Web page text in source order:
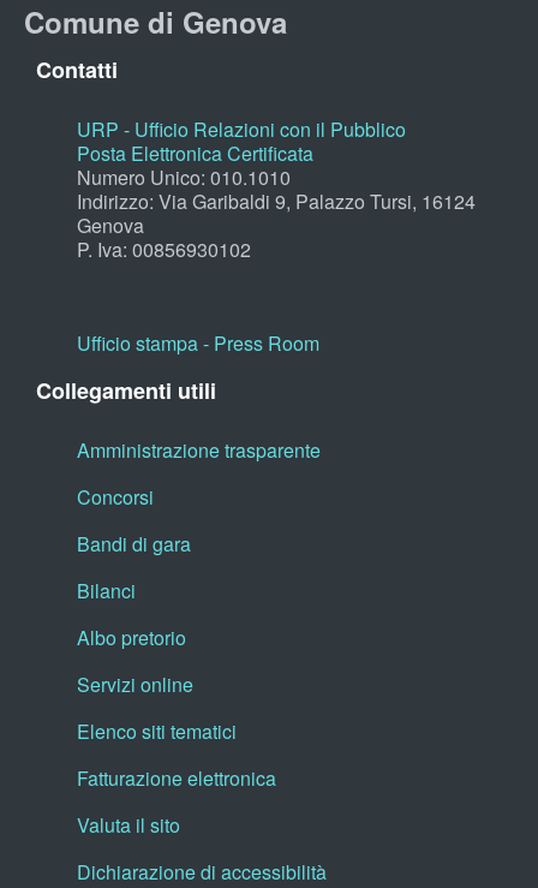
Comune di Genova
Contatti
URP - Ufficio Relazioni con il Pubblico
Posta Elettronica Certificata
Numero Unico: 010.1010
Indirizzo: Via Garibaldi 9, Palazzo Tursi, 16124
Genova
P. Iva: 00856930102
Ufficio stampa - Press Room
Collegamenti utili
Amministrazione trasparente
Concorsi
Bandi di gara
Bilanci
Albo pretorio
Servizi online
Elenco siti tematici
Fatturazione elettronica
Valuta il sito
Dichiarazione di accessibilità